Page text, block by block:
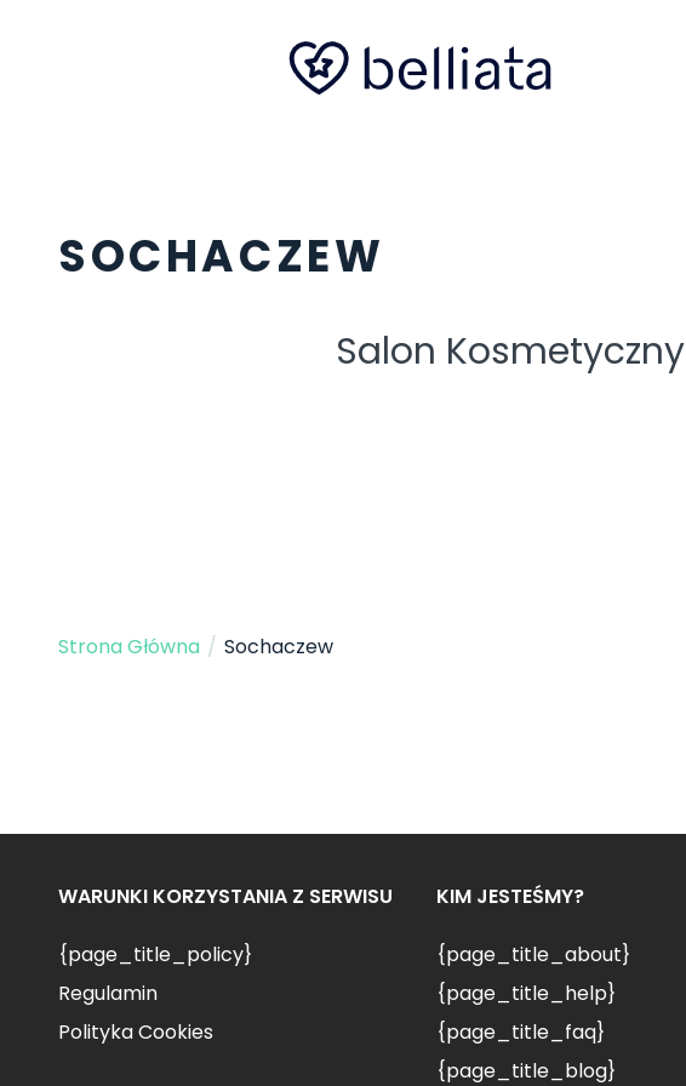
SOCHACZEW
Salon Kosmetyczny
Strona Główna / Sochaczew
WARUNKI KORZYSTANIA Z SERWISU
{page_title_policy}
Regulamin
Polityka Cookies
KIM JESTEŚMY?
{page_title_about}
{page_title_help}
{page_title_faq}
{page_title_blog}